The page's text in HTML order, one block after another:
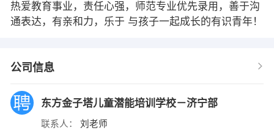
热爱教育事业，责任心强，师范专业优先录用，善于沟
通表达，有亲和力，乐于 与孩子一起成长的有识青年！
公司信息
东方金子塔儿童潜能培训学校－济宁部
联系人： 刘老师